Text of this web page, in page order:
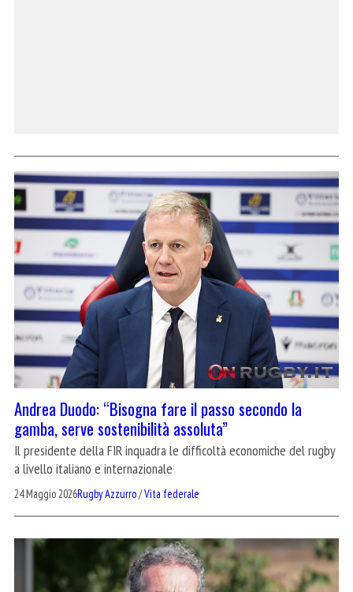
Andrea Duodo: “Bisogna fare il passo secondo la
gamba, serve sostenibilità assoluta”
Il presidente della FIR inquadra le difficoltà economiche del rugby
a livello italiano e internazionale
24 Maggio 2026Rugby Azzurro/Vita federale